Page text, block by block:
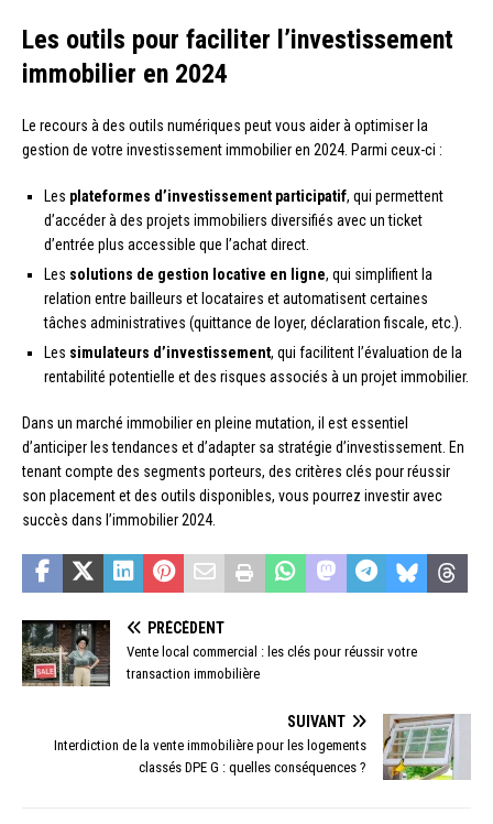
Les outils pour faciliter l’investissement
immobilier en 2024
Le recours à des outils numériques peut vous aider à optimiser la
gestion de votre investissement immobilier en 2024. Parmi ceux-ci :
Les plateformes d’investissement participatif, qui permettent
d’accéder à des projets immobiliers diversifiés avec un ticket
d’entrée plus accessible que l’achat direct.
Les solutions de gestion locative en ligne, qui simplifient la
relation entre bailleurs et locataires et automatisent certaines
tâches administratives (quittance de loyer, déclaration fiscale, etc.).
Les simulateurs d’investissement, qui facilitent l’évaluation de la
rentabilité potentielle et des risques associés à un projet immobilier.
Dans un marché immobilier en pleine mutation, il est essentiel
d’anticiper les tendances et d’adapter sa stratégie d’investissement. En
tenant compte des segments porteurs, des critères clés pour réussir
son placement et des outils disponibles, vous pourrez investir avec
succès dans l’immobilier 2024.
PRÉCÉDENT
Vente local commercial : les clés pour réussir votre
transaction immobilière
SUIVANT
Interdiction de la vente immobilière pour les logements
classés DPE G : quelles conséquences ?